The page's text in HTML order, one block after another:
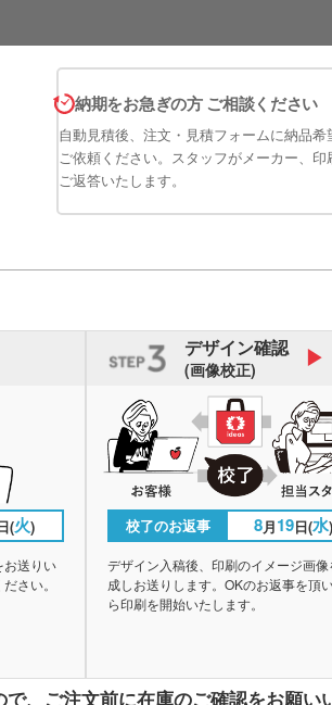
納期をお急ぎの方 ご相談ください
自動見積後、注文・見積フォームに納品希
ご依頼ください。スタッフがメーカー、
ご返答いたします。
(火)
お送りい
さい。
デザイン確認
(画像校正)
校了のお返事 8月19日(水)
デザイン入稿後、印刷のイメージ画像
成しお送りします。OKのお返事を頂
ら印刷を開始いたします。
、 ご注文前に在庫のご確認をお願い